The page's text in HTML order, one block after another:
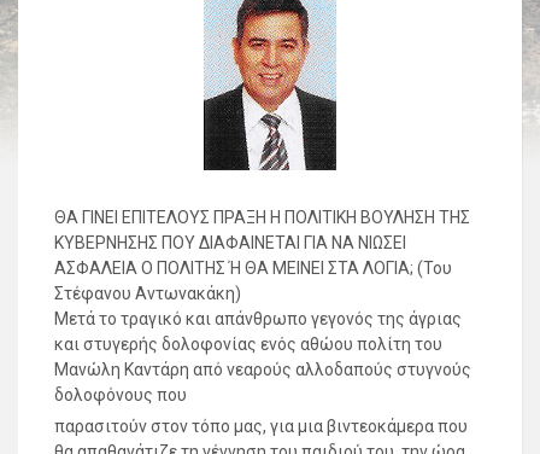
ΘΑ ΓΙΝΕΙ ΕΠΙΤΕΛΟΥΣ ΠΡΑΞΗ Η ΠΟΛΙΤΙΚΗ ΒΟΥΛΗΣΗ ΤΗΣ
ΚΥΒΕΡΝΗΣΗΣ ΠΟΥ ΔΙΑΦΑΙΝΕΤΑΙ ΓΙΑ ΝΑ ΝΙΩΣΕΙ
ΑΣΦΑΛΕΙΑ Ο ΠΟΛΙΤΗΣ Ή ΘΑ ΜΕΙΝΕΙ ΣΤΑ ΛΟΓΙΑ; (Του
Στέφανου Αντωνακάκη)
Μετά το τραγικό και απάνθρωπο γεγονός της άγριας
και στυγερής δολοφονίας ενός αθώου πολίτη του
Μανώλη Καντάρη από νεαρούς αλλοδαπούς στυγνούς
δολοφόνους που
παρασιτούν στον τόπο μας, για μια βιντεοκάμερα που